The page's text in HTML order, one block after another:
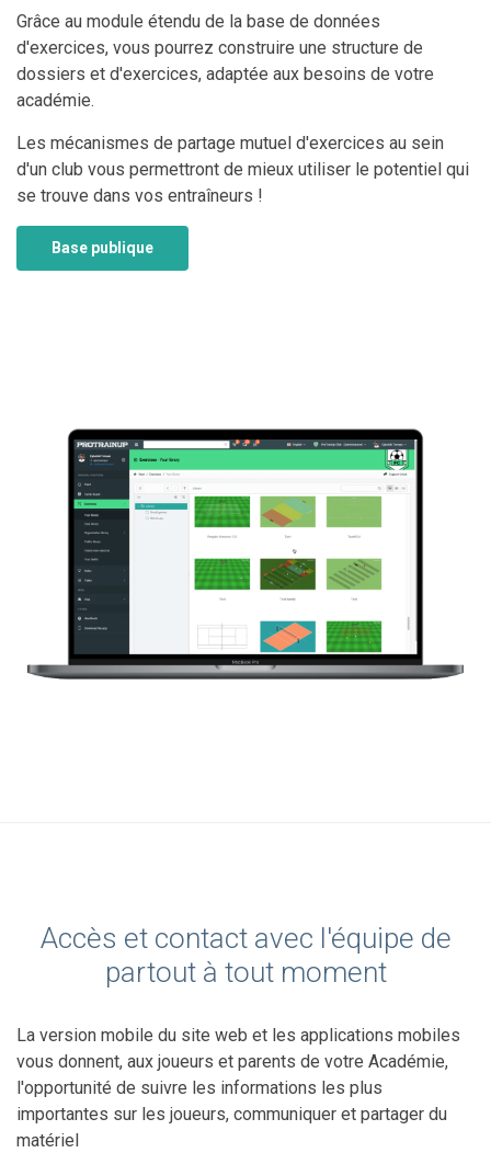
Grâce au module étendu de la base de données
d'exercices, vous pourrez construire une structure de
dossiers et d'exercices, adaptée aux besoins de votre
académie.
Les mécanismes de partage mutuel d'exercices au sein
d'un club vous permettront de mieux utiliser le potentiel qui
se trouve dans vos entraîneurs !
Base publique
Accès et contact avec l'équipe de
partout à tout moment
La version mobile du site web et les applications mobiles
vous donnent, aux joueurs et parents de votre Académie,
l'opportunité de suivre les informations les plus
importantes sur les joueurs, communiquer et partager du
matériel